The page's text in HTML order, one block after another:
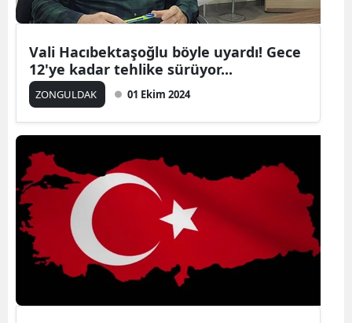
Vali Hacıbektaşoğlu böyle uyardı! Gece
12'ye kadar tehlike sürüyor...
ZONGULDAK 01 Ekim 2024